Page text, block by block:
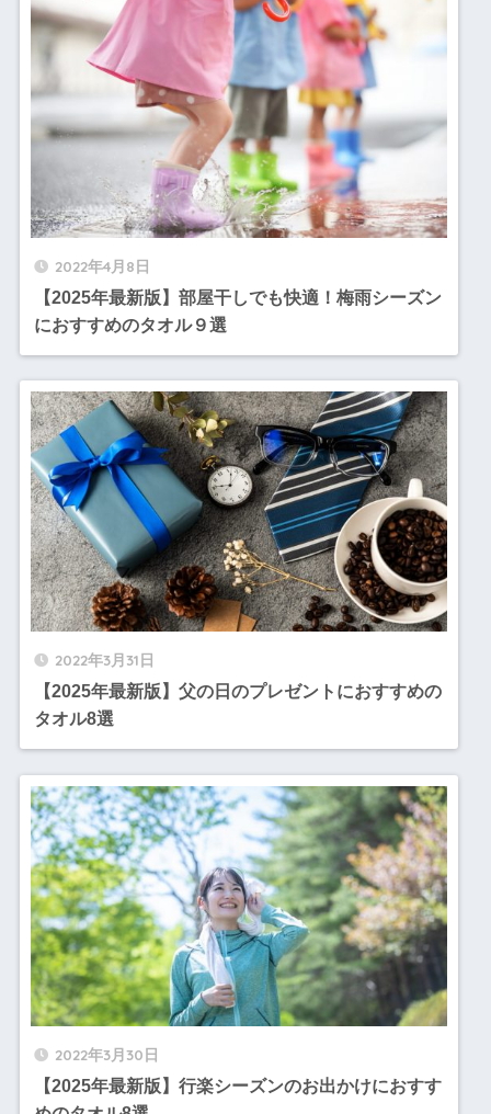
2022年4月8日
【2025年最新版】部屋干しでも快適！梅雨シーズン
におすすめのタオル９選
2022年3月31日
【2025年最新版】父の日のプレゼントにおすすめの
タオル8選
2022年3月30日
【2025年最新版】行楽シーズンのお出かけにおすす